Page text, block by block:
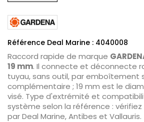
Référence Deal Marine : 4040008
Raccord rapide de marque
19 mm. Il connecte et déconnecte
tuyau, sans outil, par emboîtement
complémentaire ; 19 mm est le
visé. Type d'extrémité et
système selon la référence : vérifiez
par Deal Marine, Antibes et Vallauris.